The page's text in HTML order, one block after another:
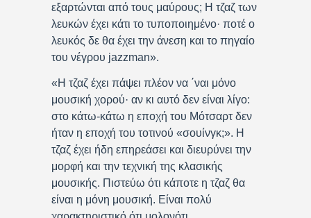
εξαρτώνται από τους μαύρους; Η τζαζ των
λευκών έχει κάτι το τυποποιημένο· ποτέ ο
λευκός δε θα έχει την άνεση και το πηγαίο
του νέγρου jazzman».
«Η τζαζ έχει πάψει πλέον να ΄ναι μόνο
μουσική χορού· αν κι αυτό δεν είναι λίγο:
στο κάτω-κάτω η εποχή του Μότσαρτ δεν
ήταν η εποχή του τοτινού «σουίνγκ;». Η
τζαζ έχει ήδη επηρεάσει και διευρύνει την
μορφή και την τεχνική της κλασικής
μουσικής. Πιστεύω ότι κάποτε η τζαζ θα
είναι η μόνη μουσική. Είναι πολύ